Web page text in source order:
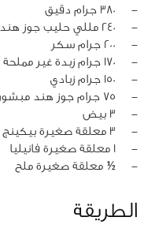
‏-
380 جرام دقيق
‏-
240 مللي حليب جوز هند
‏-
200 جرام سكر
‏-
170 جرام زبدة غير مملحة
‏-
150 جرام زبادي
‏-
75 جرام جوز هند مبشور
‏-
3 بيض
‏-
3 معلقة صغيرة بيكينج باودر
‏-
1 معلقة صغيرة فانيليا
‏-
½ معلقة صغيرة ملح
الطريقة